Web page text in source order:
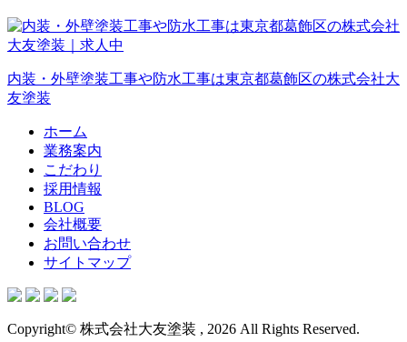
内装・外壁塗装工事や防水工事は東京都葛飾区の株式会社大
友塗装
ホーム
業務案内
こだわり
採用情報
BLOG
会社概要
お問い合わせ
サイトマップ
Copyright© 株式会社大友塗装 , 2026 All Rights Reserved.